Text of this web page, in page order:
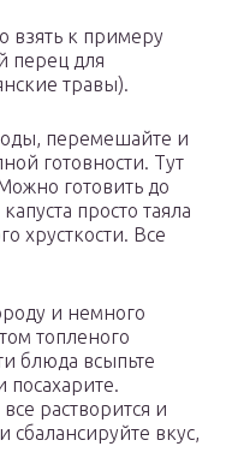
взять к примеру
перец для
травы).
перемешайте и
готовности. Тут
готовить до
просто таяла
хрусткости. Все
и немного
топленого
блюда всыпьте
посахарите.
растворится и
сбалансируйте вкус,